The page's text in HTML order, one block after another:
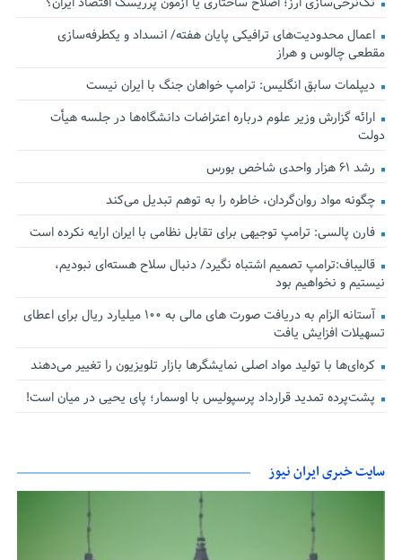
اعمال محدودیت‌های ترافیکی پایان هفته/ انسداد و یکطرفه‌سازی
مقطعی چالوس و هراز
دیپلمات سابق انگلیس:‌ ترامپ خواهان جنگ با ایران نیست
ارائه گزارش وزیر علوم درباره اعتراضات دانشگاه‌ها در جلسه هیأت
دولت
رشد ۶۱ هزار واحدی شاخص بورس
چگونه مواد روان‌گردان، خاطره را به توهم تبدیل می‌کند
فارن پالسی: ترامپ توجیهی برای تقابل نظامی با ایران ارایه نکرده است
قالیباف:ترامپ تصمیم اشتباه نگیرد/ دنبال سلاح هسته‌ای نبودیم،
نیستیم و نخواهیم بود
آستانه الزام به دریافت صورت های مالی به ۱۰۰ میلیارد ریال برای اعطای
تسهیلات افزایش یافت
کره‌ای‌ها با تولید مواد اصلی نمایشگرها بازار تلویزیون را تغییر می‌دهند
پشت‌پرده تمدید قرارداد پرسپولیس با اوسمار؛ پای یحیی در میان است!
سایت خبری ایران نیوز